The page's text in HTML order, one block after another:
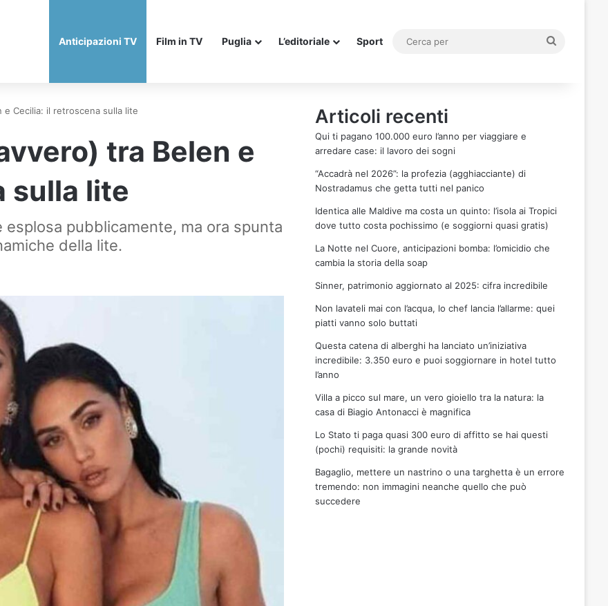
Anticipazioni TV Film in TV Puglia L’editoriale Sport
Cerca
Cecilia: il retroscena sulla lite
tra Belen e
sulla lite
pubblicamente, ma ora spunta
della lite.
Articoli recenti
Qui ti pagano 100.000 euro l’anno per viaggiare e
arredare case: il lavoro dei sogni
“Accadrà nel 2026”: la profezia (agghiacciante) di
Nostradamus che getta tutti nel panico
Identica alle Maldive ma costa un quinto: l’isola ai Tropici
dove tutto costa pochissimo (e soggiorni quasi gratis)
La Notte nel Cuore, anticipazioni bomba: l’omicidio che
cambia la storia della soap
Sinner, patrimonio aggiornato al 2025: cifra incredibile
Non lavateli mai con l’acqua, lo chef lancia l’allarme: quei
piatti vanno solo buttati
Questa catena di alberghi ha lanciato un’iniziativa
incredibile: 3.350 euro e puoi soggiornare in hotel tutto
l’anno
Villa a picco sul mare, un vero gioiello tra la natura: la
casa di Biagio Antonacci è magnifica
Lo Stato ti paga quasi 300 euro di affitto se hai questi
(pochi) requisiti: la grande novità
Bagaglio, mettere un nastrino o una targhetta è un errore
tremendo: non immagini neanche quello che può
succedere